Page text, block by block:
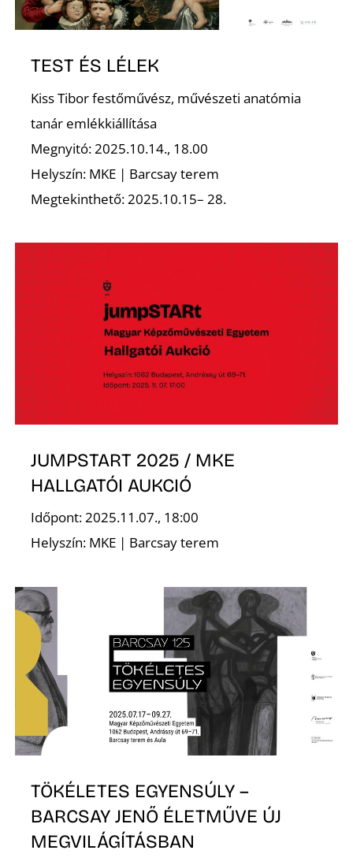
TEST ÉS LÉLEK
Kiss Tibor festőművész, művészeti anatómia
tanár emlékkiállítása
Megnyitó: 2025.10.14., 18.00
Helyszín: MKE | Barcsay terem
Megtekinthető: 2025.10.15– 28.
JUMPSTART 2025 / MKE
HALLGATÓI AUKCIÓ
Időpont: 2025.11.07., 18:00
Helyszín: MKE | Barcsay terem
TÖKÉLETES EGYENSÚLY –
BARCSAY JENŐ ÉLETMŰVE ÚJ
MEGVILÁGÍTÁSBAN